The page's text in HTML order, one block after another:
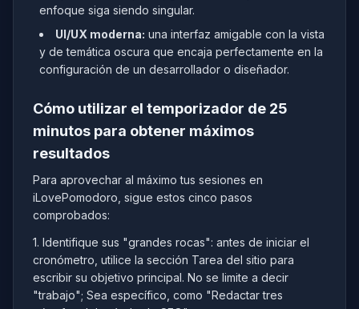
enfoque siga siendo singular.
UI/UX moderna: una interfaz amigable con la vista
y de temática oscura que encaja perfectamente en la
configuración de un desarrollador o diseñador.
Cómo utilizar el temporizador de 25
minutos para obtener máximos
resultados
Para aprovechar al máximo tus sesiones en
iLovePomodoro, sigue estos cinco pasos
comprobados:
1. Identifique sus "grandes rocas": antes de iniciar el
cronómetro, utilice la sección Tarea del sitio para
escribir su objetivo principal. No se limite a decir
"trabajo"; Sea específico, como "Redactar tres